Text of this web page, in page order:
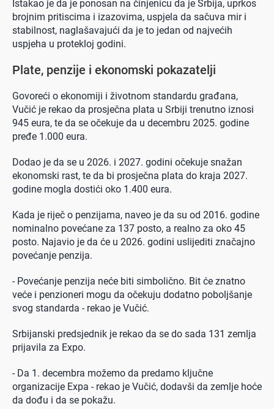
Istakao je da je ponosan na činjenicu da je Srbija, uprkos
brojnim pritiscima i izazovima, uspjela da sačuva mir i
stabilnost, naglašavajući da je to jedan od najvećih
uspjeha u protekloj godini.
Plate, penzije i ekonomski pokazatelji
Govoreći o ekonomiji i životnom standardu građana,
Vučić je rekao da prosječna plata u Srbiji trenutno iznosi
945 eura, te da se očekuje da u decembru 2025. godine
pređe 1.000 eura.
Dodao je da se u 2026. i 2027. godini očekuje snažan
ekonomski rast, te da bi prosječna plata do kraja 2027.
godine mogla dostići oko 1.400 eura.
Kada je riječ o penzijama, naveo je da su od 2016. godine
nominalno povećane za 137 posto, a realno za oko 45
posto. Najavio je da će u 2026. godini uslijediti značajno
povećanje penzija.
- Povećanje penzija neće biti simbolično. Bit će znatno
veće i penzioneri mogu da očekuju dodatno poboljšanje
svog standarda - rekao je Vučić.
Srbijanski predsjednik je rekao da se do sada 131 zemlja
prijavila za Expo.
- Da 1. decembra možemo da predamo ključne
organizacije Expa - rekao je Vučić, dodavši da zemlje hoće
da dođu i da se pokažu.